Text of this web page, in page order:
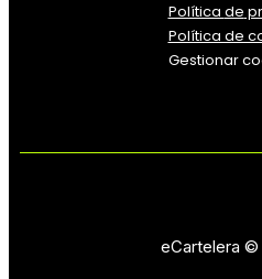
Política de
Política de
Gestionar
eCartelera